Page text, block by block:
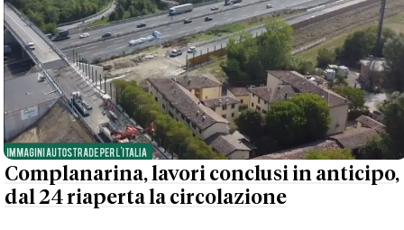
Complanarina, lavori conclusi in anticipo,
dal 24 riaperta la circolazione